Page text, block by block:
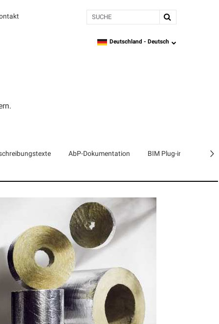
Suche
language
Deutschland - Deutsch
AbP-Dokumentation BIM Plug-in